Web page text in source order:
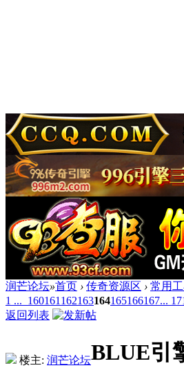
润芒论坛»首页 › 传奇资源区 › 常用
1 ... 160161 162163164165166167...
返回列表
楼主: 润芒论坛BLUE引